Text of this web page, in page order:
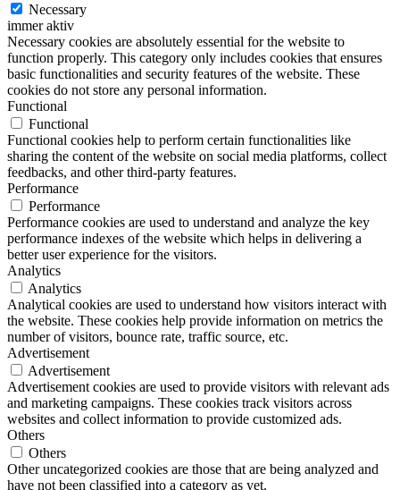
Necessary
immer aktiv
Necessary cookies are absolutely essential for the website to
function properly. This category only includes cookies that ensures
basic functionalities and security features of the website. These
cookies do not store any personal information.
Functional
Functional
Functional cookies help to perform certain functionalities like
sharing the content of the website on social media platforms, collect
feedbacks, and other third-party features.
Performance
Performance
Performance cookies are used to understand and analyze the key
performance indexes of the website which helps in delivering a
better user experience for the visitors.
Analytics
Analytics
Analytical cookies are used to understand how visitors interact with
the website. These cookies help provide information on metrics the
number of visitors, bounce rate, traffic source, etc.
Advertisement
Advertisement
Advertisement cookies are used to provide visitors with relevant ads
and marketing campaigns. These cookies track visitors across
websites and collect information to provide customized ads.
Others
Others
Other uncategorized cookies are those that are being analyzed and
have not been classified into a category as yet.